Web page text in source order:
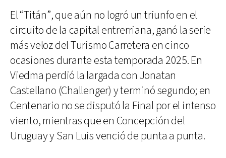
El “Titán”, que aún no logró un triunfo en el
circuito de la capital entrerriana, ganó la serie
más veloz del Turismo Carretera en cinco
ocasiones durante esta temporada 2025. En
Viedma perdió la largada con Jonatan
Castellano (Challenger) y terminó segundo; en
Centenario no se disputó la Final por el intenso
viento, mientras que en Concepción del
Uruguay y San Luis venció de punta a punta.